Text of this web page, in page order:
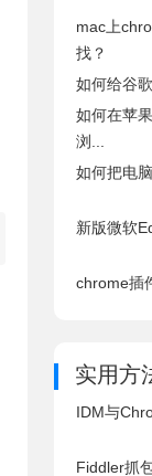
mac上
找？
如何给谷
如何在苹
浏...
如何把电
新版微软
chrome插
实用方
IDM与
Fiddler抓